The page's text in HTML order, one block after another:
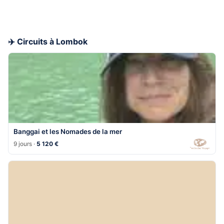
✈️ Circuits à Lombok
Banggai et les Nomades de la mer
9 jours · 5 120 €